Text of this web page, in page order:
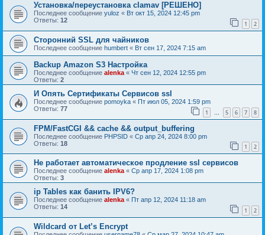
Установка/переустановка clamav [РЕШЕНО]
Последнее сообщение yuloz « Вт окт 15, 2024 12:45 pm
Ответы: 12 1 2
Сторонний SSL для чайников
Последнее сообщение humbert « Вт сен 17, 2024 7:15 am
Backup Amazon S3 Настройка
Последнее сообщение alenka « Чт сен 12, 2024 12:55 pm
Ответы: 2
И Опять Сертификаты Сервисов ssl
Последнее сообщение pomoyka « Пт июл 05, 2024 1:59 pm
Ответы: 77 1 … 5 6 7 8
FPM/FastCGI && cache && output_buffering
Последнее сообщение PHPSID « Ср апр 24, 2024 8:00 pm
Ответы: 18 1 2
Не работает автоматическое продление ssl сервисов
Последнее сообщение alenka« Ср апр 17, 2024 1:08 pm
Ответы: 3
ip Tables как банить IPV6?
Последнее сообщение alenka« Пт апр 12, 2024 11:18 am
Ответы: 14 1 2
Wildcard от Let’s Encrypt